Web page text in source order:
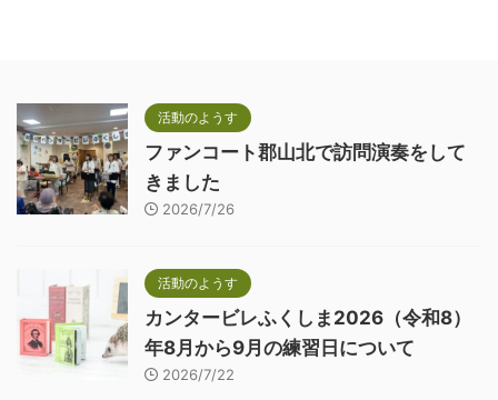
活動のようす
ファンコート郡山北で訪問演奏をして
きました
2026/7/26
活動のようす
カンタービレふくしま2026（令和8）
年8月から9月の練習日について
2026/7/22